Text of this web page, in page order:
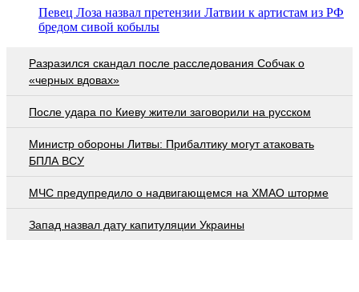
Певец Лоза назвал претензии Латвии к артистам из РФ
бредом сивой кобылы
Разразился скандал после расследования Собчак о
«черных вдовах»
После удара по Киеву жители заговорили на русском
Министр обороны Литвы: Прибалтику могут атаковать
БПЛА ВСУ
МЧС предупредило о надвигающемся на ХМАО шторме
Запад назвал дату капитуляции Украины